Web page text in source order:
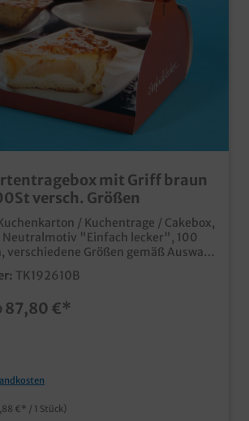
mit Griff braun
versch. Größen
/ Kuchentrage / Cakebox,
"Einfach lecker", 100
verschiedene Größen gemäß Auswahl
für den Verkauf von Kuchen und
und Tragetaschen in einem ab
TK192610B
87,80 €*
€* / 1 Stück)